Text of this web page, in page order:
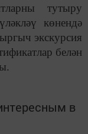
тутыру
көнендә
экскурсия
белән
в